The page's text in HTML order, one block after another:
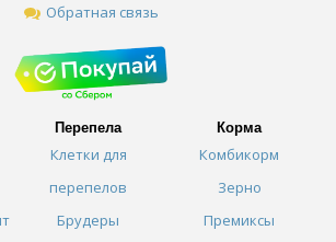
Обратная связь
Перепела
Клетки для
перепелов
Брудеры
Корма
Комбикорм
Зерно
Премиксы